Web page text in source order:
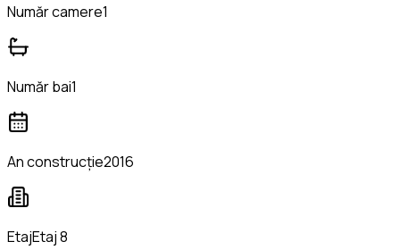
Număr camere1
Număr bai1
An construcție2016
EtajEtaj 8